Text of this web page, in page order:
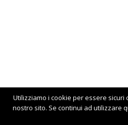
Utilizziamo i cookie per essere
nostro sito. Se continui ad utilizzare